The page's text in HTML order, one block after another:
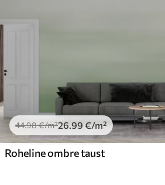
44.98€/m²26.99 €/m²
Roheline ombre taust